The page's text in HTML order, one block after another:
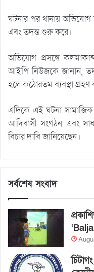
ঘটনার পর থানায় অভিযোগ
এবং তদন্ত শুরু করে।
অভিযোগ প্রসঙ্গে
আইপি নিউজকে জানান,
হলে কঠোরতম ব্যবস্থা গ্রহণ
এদিকে এই ঘটনা
আদিবাসী সংগঠন এবং
বিচার দাবি জানিয়েছেন।
সর্বশেষ সংবাদ